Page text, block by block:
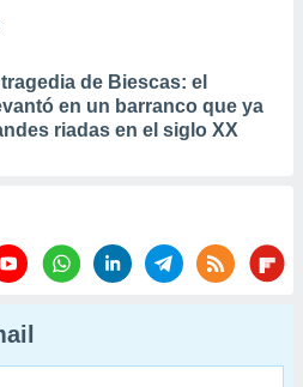
de Biescas: el
en un barranco que ya
riadas en el siglo XX